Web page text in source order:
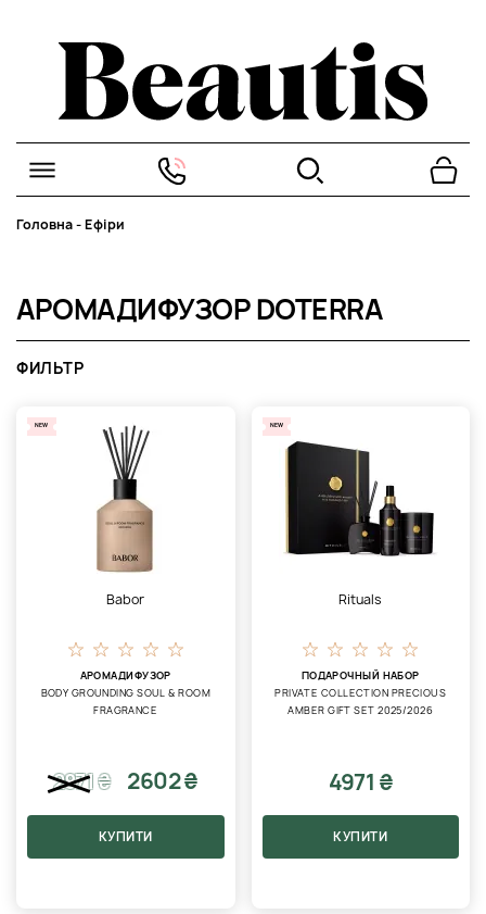
Головна-Ефіри
АРОМАДИФУЗОР DOTERRA
ФИЛЬТР
NEW
Babor
АРОМАДИФУЗОР
BODY GROUNDING SOUL & ROOM
FRAGRANCE
2871₴ 2602 ₴
КУПИТИ
NEW
Rituals
ПОДАРОЧНЫЙ НАБОР
PRIVATE COLLECTION PRECIOUS
AMBER GIFT SET 2025/2026
4971 ₴
КУПИТИ